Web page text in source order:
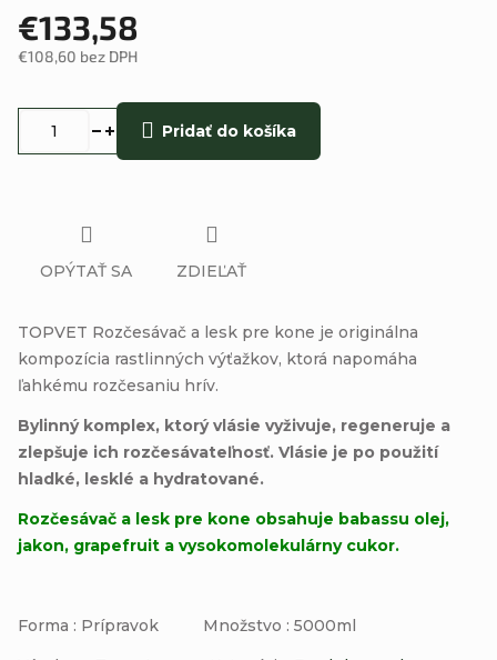
€133,58
€108,60 bez DPH
Pridať do košíka
TOPVET Rozčesávač a lesk pre kone je originálna
kompozícia rastlinných výťažkov, ktorá napomáha
ľahkému rozčesaniu hrív.
Bylinný komplex, ktorý vlásie vyživuje, regeneruje a
zlepšuje ich rozčesávateľnosť. Vlásie je po použití
hladké, lesklé a hydratované.
Rozčesávač a lesk pre kone obsahuje babassu olej,
jakon, grapefruit a vysokomolekulárny cukor.
Forma : Prípravok Množstvo : 5000ml
OPÝTAŤ SA ZDIEĽAŤ